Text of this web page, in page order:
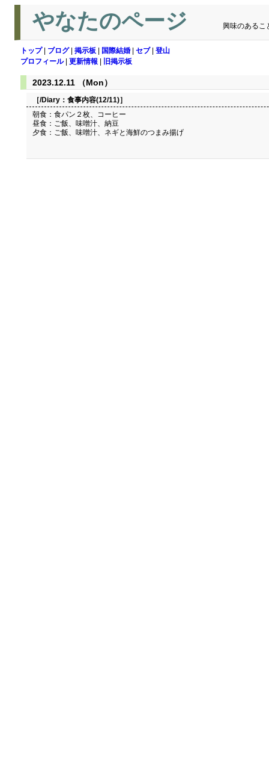
やなたのページ 興味のあるこ
トップ| ブログ| 掲示板 国際結婚 セブ| 登山
プロフィール| 更新情報 旧掲示板
2023.12.11 （Mon）
［/Diary： 食事内容(12/11)］
朝食：食パン２枚、コーヒー
昼食：ご飯、味噌汁、納豆
夕食：ご飯、味噌汁、ネギと海鮮のつまみ揚げ